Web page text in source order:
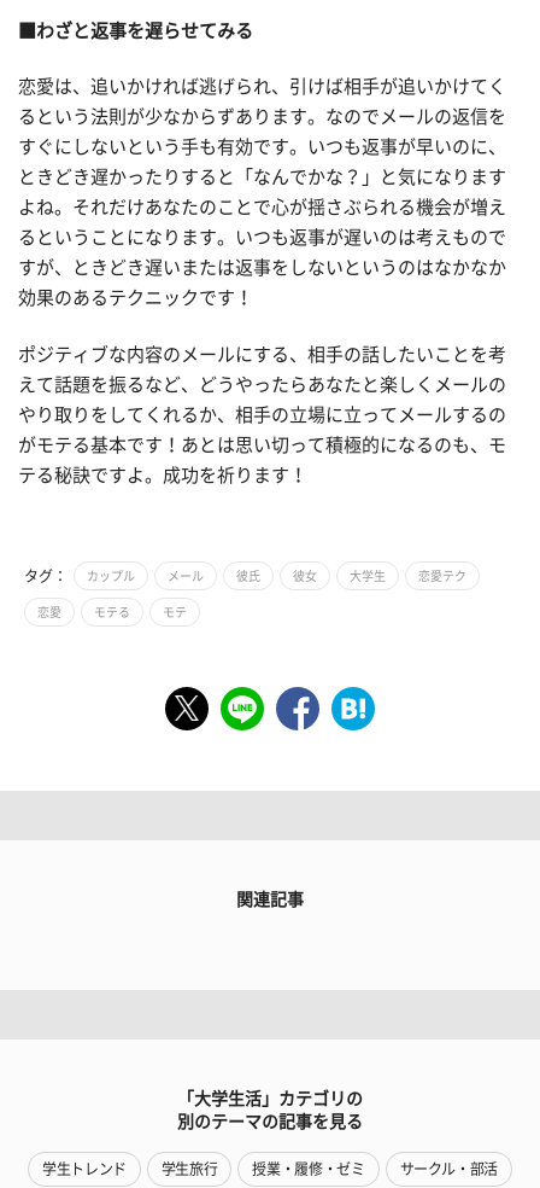
■わざと返事を遅らせてみる
恋愛は、追いかければ逃げられ、引けば相手が追いかけてく
るという法則が少なからずあります。なのでメールの返信を
すぐにしないという手も有効です。いつも返事が早いのに、
ときどき遅かったりすると「なんでかな？」と気になります
よね。それだけあなたのことで心が揺さぶられる機会が増え
るということになります。いつも返事が遅いのは考えもので
すが、ときどき遅いまたは返事をしないというのはなかなか
効果のあるテクニックです！
ポジティブな内容のメールにする、相手の話したいことを考
えて話題を振るなど、どうやったらあなたと楽しくメールの
やり取りをしてくれるか、相手の立場に立ってメールするの
がモテる基本です！あとは思い切って積極的になるのも、モ
テる秘訣ですよ。成功を祈ります！
タグ： カップル メール 彼氏 彼女 大学生 恋愛テク
恋愛 モテる モテ
関連記事
「大学生活」カテゴリの
別のテーマの記事を見る
学生トレンド 学生旅行 授業・履修・ゼミ サークル・部活